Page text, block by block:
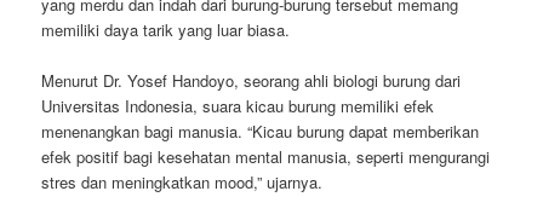
yang merdu dan indah dari burung-burung tersebut memang
memiliki daya tarik yang luar biasa.
Menurut Dr. Yosef Handoyo, seorang ahli biologi burung dari
Universitas Indonesia, suara kicau burung memiliki efek
menenangkan bagi manusia. “Kicau burung dapat memberikan
efek positif bagi kesehatan mental manusia, seperti mengurangi
stres dan meningkatkan mood,” ujarnya.